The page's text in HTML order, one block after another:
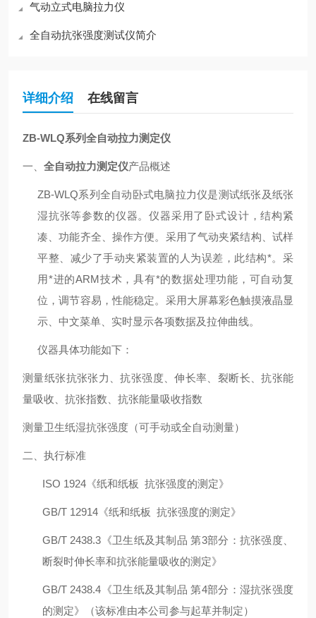
气动立式电脑拉力仪
全自动抗张强度测试仪简介
详细介绍 在线留言
ZB-WLQ系列全自动拉力测定仪
一、 全自动拉力测定仪产品概述
ZB-WLQ系列全自动卧式电脑拉力仪是测试纸张及纸张
湿抗张等参数的仪器。仪器采用了卧式设计，结构紧
凑、功能齐全、操作方便。采用了气动夹紧结构、试样
平整、减少了手动夹紧装置的人为误差，此结构*。采
用*进的ARM技术，具有*的数据处理功能，可自动复
位，调节容易，性能稳定。采用大屏幕彩色触摸液晶显
示、中文菜单、实时显示各项数据及拉伸曲线。
仪器具体功能如下：
测量纸张抗张张力、抗张强度、伸长率、裂断长、抗张能
量吸收、抗张指数、抗张能量吸收指数
测量卫生纸湿抗张强度（可手动或全自动测量）
二、 执行标准
ISO 1924 《纸和纸板 抗张强度的测定》
GB/T 12914 《纸和纸板 抗张强度的测定》
GB/T 2438.3 《卫生纸及其制品 第3部分：抗张强度、
断裂时伸长率和抗张能量吸收的测定》
GB/T 2438.4 《卫生纸及其制品 第4部分：湿抗张强度
的测定》（该标准由本公司参与起草并制定）